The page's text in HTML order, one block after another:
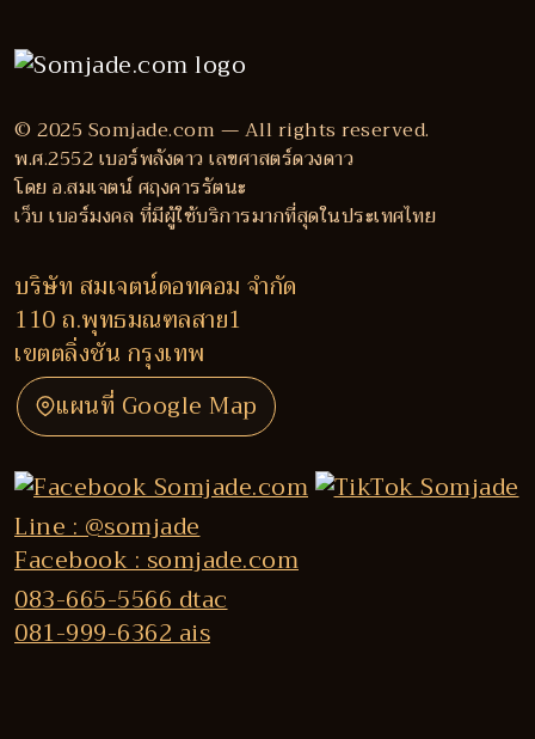
© 2025 Somjade.com — All rights reserved.
พ.ศ.2552 เบอร์พลังดาว เลขศาสตร์ดวงดาว
โดย อ.สมเจตน์ ศฤงคารรัตนะ
เว็บ เบอร์มงคล ที่มีผู้ใช้บริการมากที่สุดในประเทศไทย
บริษัท สมเจตน์ดอทคอม จำกัด
110 ถ.พุทธมณฑลสาย1
เขตตลิ่งชัน กรุงเทพ
แผนที่ Google Map
Line : @somjade
Facebook : somjade.com
083-665-5566 dtac
081-999-6362 ais